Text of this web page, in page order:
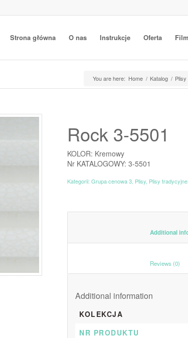
Strona główna O nas Instrukcje Oferta
You are here: Home / Katalog / Plisy
Rock 3-5501
KOLOR: Kremowy
Nr KATALOGOWY: 3-5501
Kategorii:Grupa cenowa 3 Plisy Plisy tradycyjne
Additional information
KOLEKCJA
NR PRODUKTU